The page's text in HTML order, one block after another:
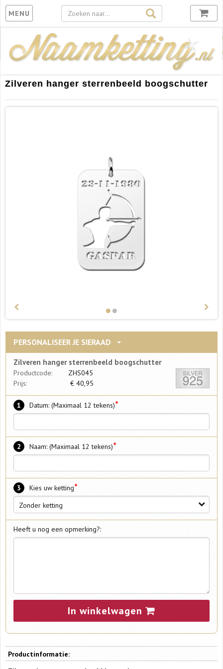
Toggle
navigation
MENU
Zilveren hanger sterrenbeeld boogschutter
PERSONALISEER JE SIERAAD
Zilveren hanger sterrenbeeld boogschutter
Productcode:
ZHS045
Prijs:
€ 40,95
1 Datum: (Maximaal 12 tekens)*
2 Naam: (Maximaal 12 tekens)*
3 Kies uw ketting*
Zonder ketting
Heeft u nog een opmerking?:
In winkelwagen
Productinformatie: